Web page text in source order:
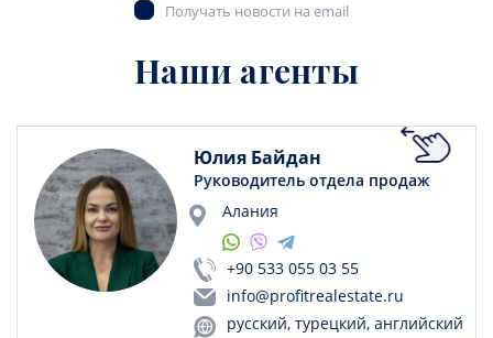
Получать новости на email
Наши агенты
Юлия Байдан
Руководитель отдела продаж
Алания
+90 533 055 03 55
info@profitrealestate.ru
русский, турецкий, английский